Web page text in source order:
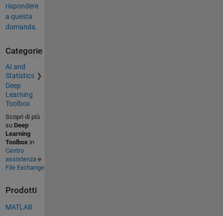
rispondere
a questa
domanda.
Categorie
AI and
Statistics
Deep
Learning
Toolbox
Scopri di più
su Deep
Learning
Toolboxin
Centro
assistenzae
File Exchange
Prodotti
MATLAB